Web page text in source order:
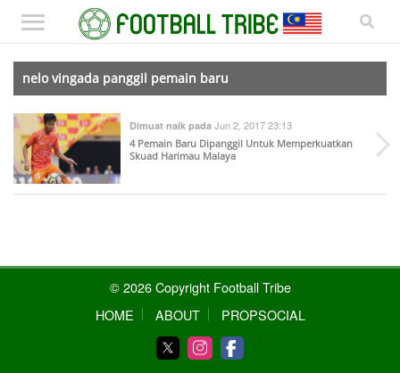
nelo vingada panggil pemain baru
Dimuat naik pada Jun 2, 2017 23:13
4 Pemain Baru Dipanggil Untuk Memperkuatkan
Skuad Harimau Malaya
© 2026 Copyright Football Tribe
HOME
ABOUT PROPSOCIAL